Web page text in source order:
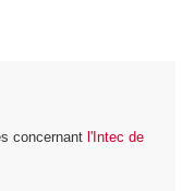
concernant l'Intec de